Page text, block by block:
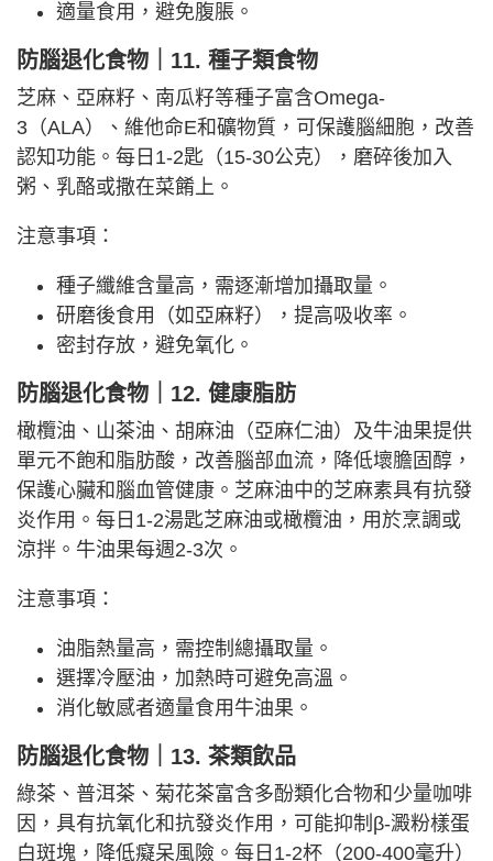
適量食用，避免腹脹。
防腦退化食物｜11. 種子類食物
芝麻、亞麻籽、南瓜籽等種子富含Omega-
3（ALA）、維他命E和礦物質，可保護腦細胞，改善
認知功能。每日1-2匙（15-30公克），磨碎後加入
粥、乳酪或撒在菜餚上。
注意事項：
種子纖維含量高，需逐漸增加攝取量。
研磨後食用（如亞麻籽），提高吸收率。
密封存放，避免氧化。
防腦退化食物｜12. 健康脂肪
橄欖油、山茶油、胡麻油（亞麻仁油）及牛油果提供
單元不飽和脂肪酸，改善腦部血流，降低壞膽固醇，
保護心臟和腦血管健康。芝麻油中的芝麻素具有抗發
炎作用。每日1-2湯匙芝麻油或橄欖油，用於烹調或
涼拌。牛油果每週2-3次。
注意事項：
油脂熱量高，需控制總攝取量。
選擇冷壓油，加熱時可避免高溫。
消化敏感者適量食用牛油果。
防腦退化食物｜13. 茶類飲品
綠茶、普洱茶、菊花茶富含多酚類化合物和少量咖啡
因，具有抗氧化和抗發炎作用，可能抑制β-澱粉樣蛋
白斑塊，降低癡呆風險。每日1-2杯（200-400毫升）